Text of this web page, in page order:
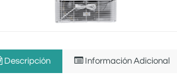
Descripción Información Adicional